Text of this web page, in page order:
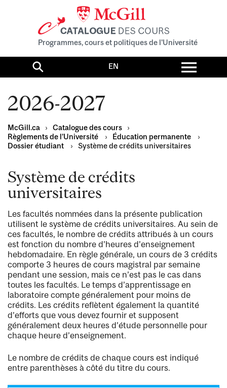
Programmes, cours et politiques de l'Université
Search EN menu
2026-2027
McGill.ca › Catalogue des cours
›
Règlements de l’Université
› Éducation permanente
›
Dossier étudiant
› Système de crédits universitaires
Système de crédits
universitaires
Les facultés nommées dans la présente publication
utilisent le système de crédits universitaires. Au sein de
ces facultés, le nombre de crédits attribués à un cours
est fonction du nombre d’heures d’enseignement
hebdomadaire. En règle générale, un cours de 3 crédits
comporte 3 heures de cours magistral par semaine
pendant une session, mais ce n’est pas le cas dans
toutes les facultés. Le temps d’apprentissage en
laboratoire compte généralement pour moins de
crédits. Les crédits reflètent également la quantité
d’efforts que vous devez fournir et supposent
généralement deux heures d’étude personnelle pour
chaque heure d’enseignement.
Le nombre de crédits de chaque cours est indiqué
entre parenthèses à côté du titre du cours.